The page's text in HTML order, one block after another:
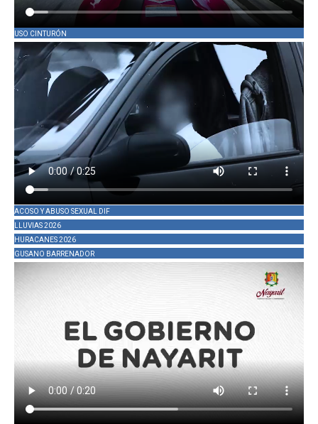
USO CINTURÓN
ACOSO Y ABUSO SEXUAL DIF
LLUVIAS 2026
HURACANES 2026
GUSANO BARRENADOR